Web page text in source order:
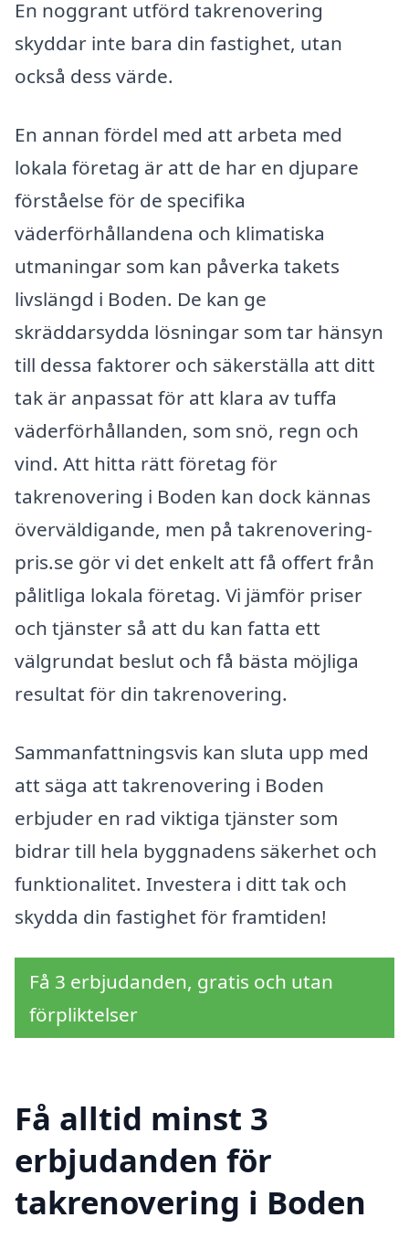
En noggrant utförd takrenovering
skyddar inte bara din fastighet, utan
också dess värde.
En annan fördel med att arbeta med
lokala företag är att de har en djupare
förståelse för de specifika
väderförhållandena och klimatiska
utmaningar som kan påverka takets
livslängd i Boden. De kan ge
skräddarsydda lösningar som tar hänsyn
till dessa faktorer och säkerställa att ditt
tak är anpassat för att klara av tuffa
väderförhållanden, som snö, regn och
vind. Att hitta rätt företag för
takrenovering i Boden kan dock kännas
överväldigande, men på takrenovering-
pris.se gör vi det enkelt att få offert från
pålitliga lokala företag. Vi jämför priser
och tjänster så att du kan fatta ett
välgrundat beslut och få bästa möjliga
resultat för din takrenovering.
Sammanfattningsvis kan sluta upp med
att säga att takrenovering i Boden
erbjuder en rad viktiga tjänster som
bidrar till hela byggnadens säkerhet och
funktionalitet. Investera i ditt tak och
skydda din fastighet för framtiden!
Få 3 erbjudanden, gratis och utan
förpliktelser
Få alltid minst 3
erbjudanden för
takrenovering i Boden